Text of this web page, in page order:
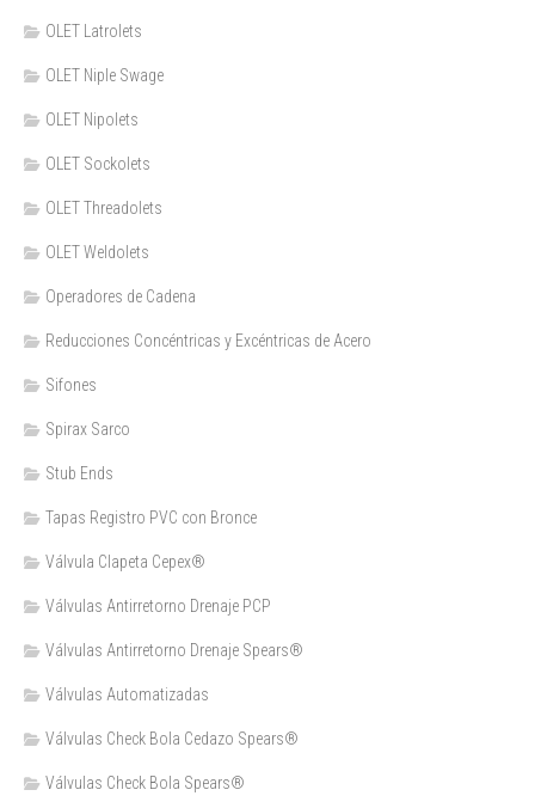
OLET Latrolets
OLET Niple Swage
OLET Nipolets
OLET Sockolets
OLET Threadolets
OLET Weldolets
Operadores de Cadena
Reducciones Concéntricas y Excéntricas de Acero
Sifones
Spirax Sarco
Stub Ends
Tapas Registro PVC con Bronce
Válvula Clapeta Cepex®
Válvulas Antirretorno Drenaje PCP
Válvulas Antirretorno Drenaje Spears®
Válvulas Automatizadas
Válvulas Check Bola Cedazo Spears®
Válvulas Check Bola Spears®